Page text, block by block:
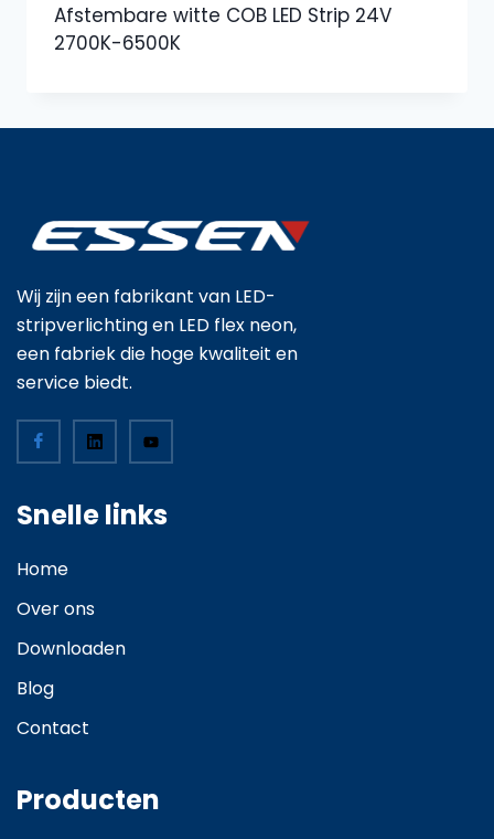
Afstembare witte COB LED Strip 24V
2700K-6500K
Wij zijn een fabrikant van LED-
stripverlichting en LED flex neon,
een fabriek die hoge kwaliteit en
service biedt.
Snelle links
Home
Over ons
Downloaden
Blog
Contact
Producten